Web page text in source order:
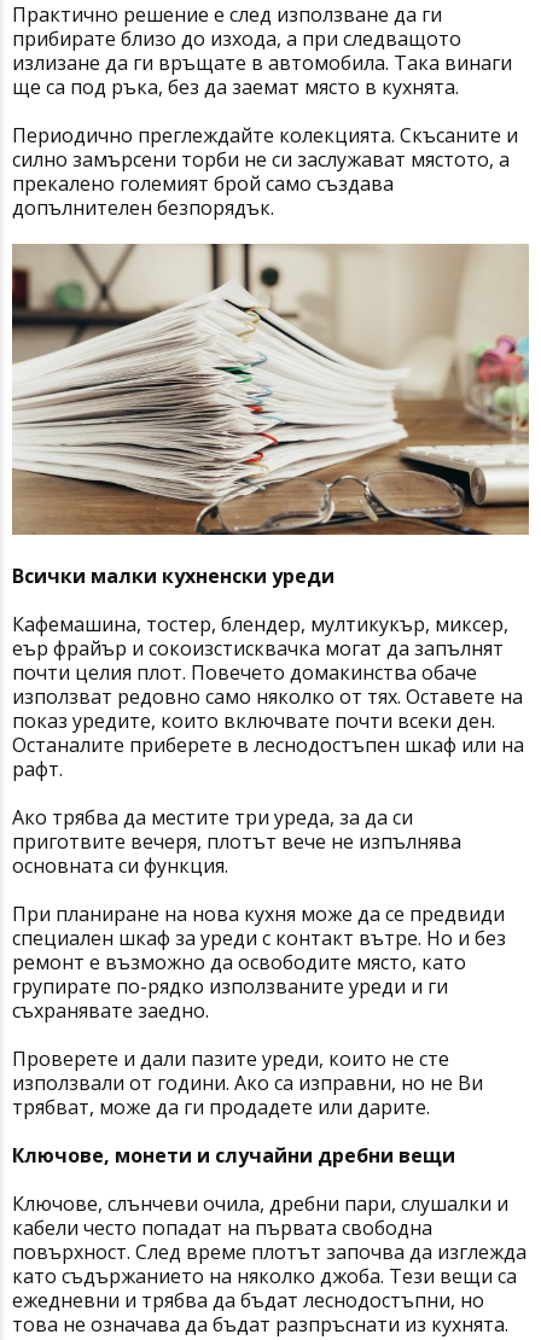
Практично решение е след използване да ги
прибирате близо до изхода, а при следващото
излизане да ги връщате в автомобила. Така винаги
ще са под ръка, без да заемат място в кухнята.
Периодично преглеждайте колекцията. Скъсаните и
силно замърсени торби не си заслужават мястото, а
прекалено големият брой само създава
допълнителен безпорядък.
Всички малки кухненски уреди
Кафемашина, тостер, блендер, мултикукър, миксер,
еър фрайър и сокоизстисквачка могат да запълнят
почти целия плот. Повечето домакинства обаче
използват редовно само няколко от тях. Оставете на
показ уредите, които включвате почти всеки ден.
Останалите приберете в леснодостъпен шкаф или на
рафт.
Ако трябва да местите три уреда, за да си
приготвите вечеря, плотът вече не изпълнява
основната си функция.
При планиране на нова кухня може да се предвиди
специален шкаф за уреди с контакт вътре. Но и без
ремонт е възможно да освободите място, като
групирате по-рядко използваните уреди и ги
съхранявате заедно.
Проверете и дали пазите уреди, които не сте
използвали от години. Ако са изправни, но не Ви
трябват, може да ги продадете или дарите.
Ключове, монети и случайни дребни вещи
Ключове, слънчеви очила, дребни пари, слушалки и
кабели често попадат на първата свободна
повърхност. След време плотът започва да изглежда
като съдържанието на няколко джоба. Тези вещи са
ежедневни и трябва да бъдат леснодостъпни, но
това не означава да бъдат разпръснати из кухнята.